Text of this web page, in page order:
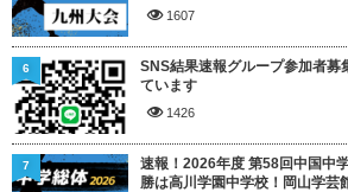
1607
SNS結果速報グループ参加者募
ています
1426
6
速報！2026年度 第58回中国中
勝は高川学園中学校！岡山学芸
7